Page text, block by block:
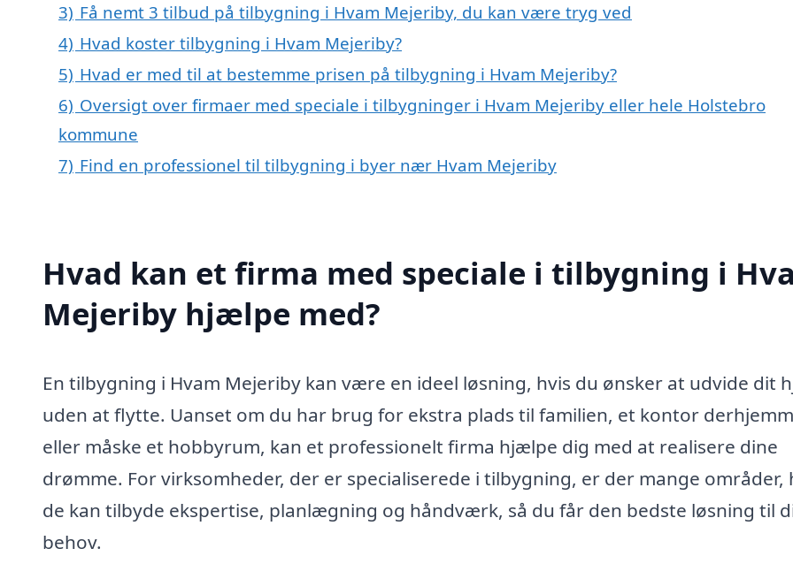
3) Få nemt 3 tilbud på tilbygning i Hvam Mejeriby, du kan være tryg ved
4) Hvad koster tilbygning i Hvam Mejeriby?
5) Hvad er med til at bestemme prisen på tilbygning i Hvam Mejeriby?
6) Oversigt over firmaer med speciale i tilbygninger i Hvam Mejeriby eller hele Holstebro
kommune
7) Find en professionel til tilbygning i byer nær Hvam Mejeriby
Hvad kan et firma med speciale i tilbygning i
Mejeriby hjælpe med?
En tilbygning i Hvam Mejeriby kan være en ideel løsning, hvis du ønsker at udvide dit
uden at flytte. Uanset om du har brug for ekstra plads til familien, et kontor
eller måske et hobbyrum, kan et professionelt firma hjælpe dig med at realisere dine
drømme. For virksomheder, der er specialiserede i tilbygning, er der mange områder,
de kan tilbyde ekspertise, planlægning og håndværk, så du får den bedste løsning til
behov.